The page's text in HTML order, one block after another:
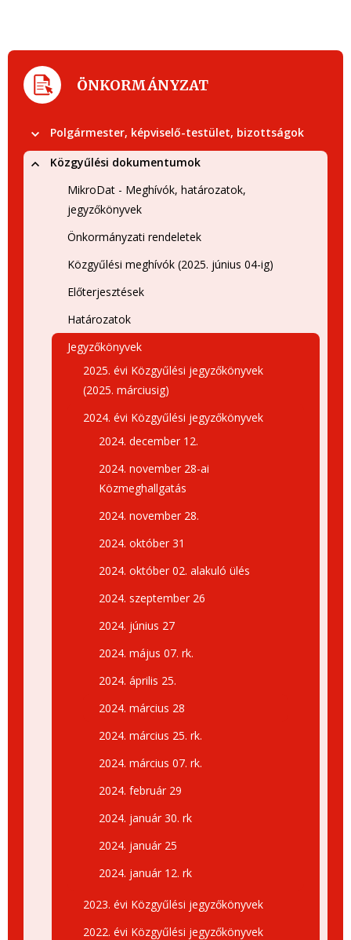
ÖNKORMÁNYZAT
Polgármester, képviselő-testület, bizottságok
Közgyűlési dokumentumok
MikroDat - Meghívók, határozatok,
jegyzőkönyvek
Önkormányzati rendeletek
Közgyűlési meghívók (2025. június 04-ig)
Előterjesztések
Határozatok
Jegyzőkönyvek
2025. évi Közgyűlési jegyzőkönyvek
(2025. márciusig)
2024. évi Közgyűlési jegyzőkönyvek
2024. december 12.
2024. november 28-ai
Közmeghallgatás
2024. november 28.
2024. október 31
2024. október 02. alakuló ülés
2024. szeptember 26
2024. június 27
2024. május 07. rk.
2024. április 25.
2024. március 28
2024. március 25. rk.
2024. március 07. rk.
2024. február 29
2024. január 30. rk
2024. január 25
2024. január 12. rk
2023. évi Közgyűlési jegyzőkönyvek
2022. évi Közgyűlési jegyzőkönyvek